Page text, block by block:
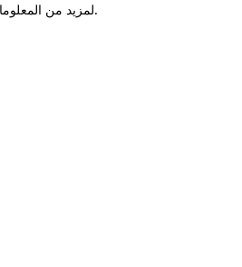
لمزيد من.